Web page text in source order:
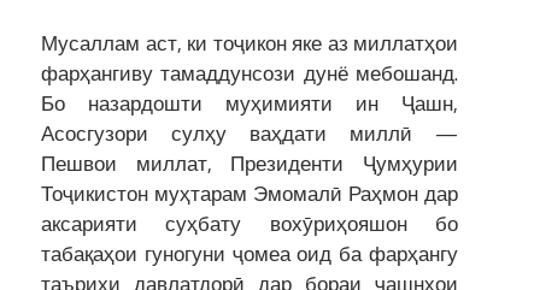
Мусаллам аст, ки тоҷикон яке аз миллатҳои
фарҳангиву тамаддунсози дунё мебошанд.
Бо назардошти муҳимияти ин Ҷашн,
Асосгузори сулҳу ваҳдати миллӣ —
Пешвои миллат, Президенти Ҷумҳурии
Тоҷикистон муҳтарам Эмомалӣ Раҳмон дар
аксарияти суҳбату вохӯриҳояшон бо
табақаҳои гуногуни ҷомеа оид ба фарҳангу
таърихи давлатдорӣ дар бораи ҷашнҳои